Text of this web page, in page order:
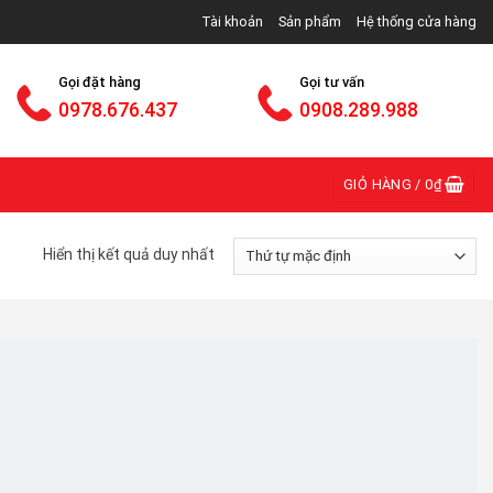
và bán buôn bán lẻ thang nhôm các loại trên toàn
Tài khoản Sản phẩm Hệ thống cửa hàng
Gọi đặt hàng
0978.676.437
Gọi tư vấn
0908.289.988
GIỎ HÀNG /0₫
Hiển thị kết quả duy nhất